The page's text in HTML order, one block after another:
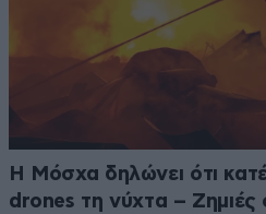
Η Μόσχα δηλώνει ότι
drones τη νύχτα –